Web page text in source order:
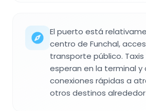
El puerto está
centro de Funchal,
transporte público.
esperan en la terminal y
conexiones rápidas a
otros destinos